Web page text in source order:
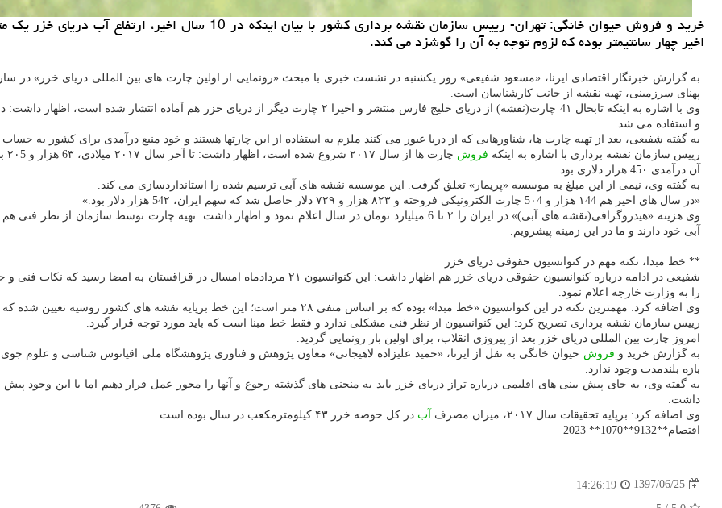
اخیر چهار سانتیمتر بوده كه لزوم توجه به آن را گوشزد می كند.
به گزارش خبرنگار اقتصادی ایرنا، «مسعود شفیعی» روز یكشنبه در نشست خبری با مبحث «رونمایی از اولین چارت های بین المللی دریای خزر» در
پهنای سرزمینی، تهیه نقشه از جانب كارشناسان است.
وی با اشاره به اینكه تابحال 4۱ چارت(نقشه) از دریای خلیج فارس منتشر و اخیرا ۲ چارت دیگر از دریای
و استفاده می شد.
به گفته شفیعی، بعد از تهیه چارت ها، شناورهایی كه از دریا عبور می كنند ملزم به استفاده از این چارتها هستند و خود منبع درآمدی برای كشور به
رییس سازمان نقشه برداری با اشاره به اینكه فروش
آن درآمدی 45۰ هزار دلاری بود.
به گفته وی، نیمی از این مبلغ به موسسه «پریمار» تعلق گرفت. این موسسه نقشه های آبی ترسیم شده را استانداردسازی می كند.
«در سال های اخیر هم ۱44 هزار و 5۰4 چارت الكترونیكی فروخته و ۸۲۳ هزار و ۷۲۹ دلار حاصل شد كه سهم ایران، 54۲ هزار دلار بود.»
وی هزینه «هیدروگرافی(نقشه های آبی)» در ایران را ۲ تا 6 میلیارد تومان در سال اعلام نمود و اظهار داشت: تهیه
آبی خود دارند و ما در این زمینه پیشرویم.
** خط مبدا، نكته مهم در كنوانسیون حقوقی دریای خزر
شفیعی در ادامه درباره كنوانسیون حقوقی دریای خزر هم اظهار داشت: این كنوانسیون ۲۱
را به وزارت خارجه اعلام نمود.
وی اضافه كرد: مهمترین نكته در این كنوانسیون «خط مبدا» بوده كه بر اساس منفی ۲۸ متر است؛ این خط برپایه نقشه های كشور روسیه تعیین شده كه با نقشه های ترسیمی در ایران، نیم تا یك متر اختلاف دارد.
رییس سازمان نقشه برداری تصریح كرد: این كنوانسیون از نظر فنی مشكلی ندارد و فقط خط مبنا است كه باید مورد توجه قرار گیرد.
امروز چارت بین المللی دریای خزر بعد از پیروزی انقلاب، برای اولین بار رونمایی گردید.
به گزارش خرید و فروش
بازه بلندمدت وجود ندارد.
داشت.
وی اضافه كرد: برپایه تحقیقات سال ۲۰۱۷، میزان مصرف
آب در كل حوضه خزر ۴۳ كیلومترمكعب در سال بوده است.
اقتصام**9132**1070** 2023
1397/06/25
14:26:19